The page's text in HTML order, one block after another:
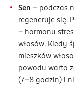
Sen – podczas
regeneruje się.
– hormonu
włosów. Kiedy
mieszków
powodu warto
(7-8 godzin) i